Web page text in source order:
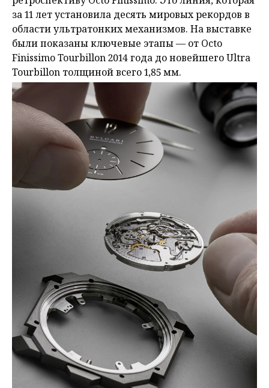
за 11 лет установила десять мировых рекордов в
области ультратонких механизмов. На выставке
были показаны ключевые этапы — от Octo
Finissimo Tourbillon 2014 года до новейшего Ultra
Tourbillon толщиной всего 1,85 мм.